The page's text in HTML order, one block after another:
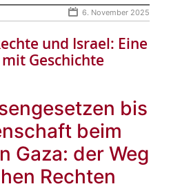
6. November 2025
und Israel: Eine
Geschichte
bis
beim
Gaza: der Weg
Rechten